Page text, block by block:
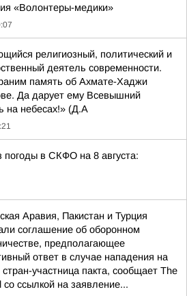
«Волонтеры-медики»
религиозный, политический и
деятель современности.
память об Ахмате-Хаджи
Да дарует ему Всевышний
на небесах!» (Д.А
погоды в СКФО на 8 августа:
Аравия, Пакистан и Турция
соглашение об оборонном
предполагающее
ответ в случае нападения на
стран-участница пакта, сообщает The
со ссылкой на заявление...